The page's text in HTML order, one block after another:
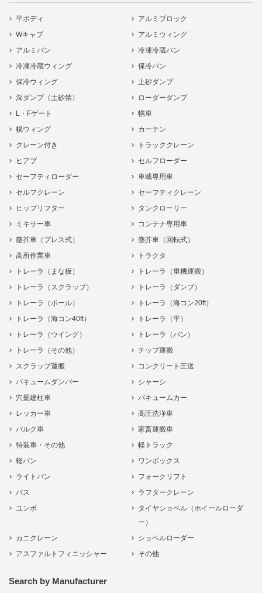
平ボディ
アルミブロック
Wキャブ
アルミウィング
アルミバン
冷凍冷蔵バン
冷凍冷蔵ウィング
保冷バン
保冷ウィング
土砂ダンプ
深ダンプ（土砂禁）
ローダーダンプ
L・Fゲート
幌車
幌ウィング
カーテン
クレーン付き
トラッククレーン
ヒアブ
セルフローダー
セーフティローダー
車載専用車
セルフクレーン
セーフティクレーン
ヒップリフター
タンクローリー
ミキサー車
コンテナ専用車
塵芥車（プレス式）
塵芥車（回転式）
高所作業車
トラクタ
トレーラ（まな板）
トレーラ（重機運搬）
トレーラ（スクラップ）
トレーラ（ダンプ）
トレーラ（ポール）
トレーラ（海コン20ft）
トレーラ（海コン40ft）
トレーラ（平）
トレーラ（ウイング）
トレーラ（バン）
トレーラ（その他）
チップ運搬
スクラップ運搬
コンクリート圧送
バキュームダンパー
シャーシ
穴掘建柱車
バキュームカー
レッカー車
高圧洗浄車
バルク車
家畜運搬車
特装車・その他
軽トラック
軽バン
ワンボックス
ライトバン
フォークリフト
バス
ラフタークレーン
ユンボ
タイヤショベル（ホイールローダ
ー）
カニクレーン
ショベルローダー
アスファルトフィニッシャー
その他
Search by Manufacturer